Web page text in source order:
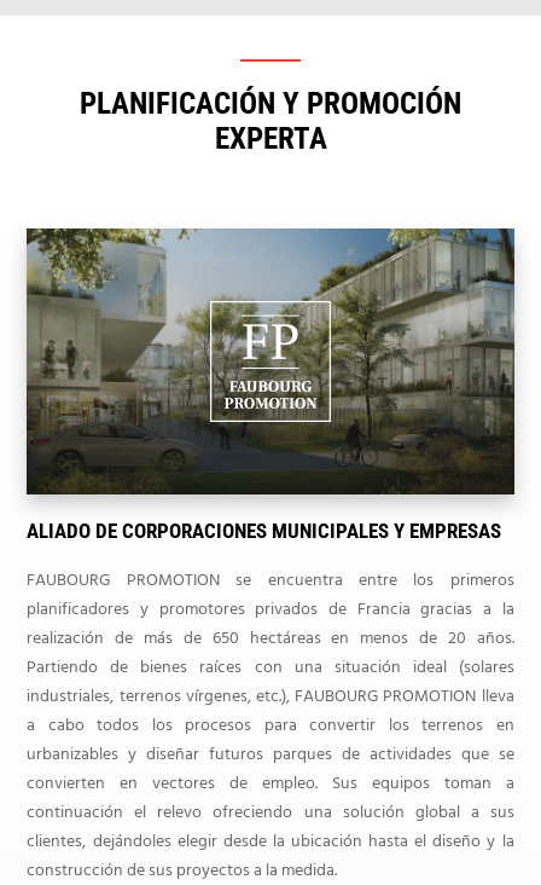
PLANIFICACIÓN Y PROMOCIÓN
EXPERTA
ALIADO DE CORPORACIONES MUNICIPALES Y EMPRESAS
FAUBOURG PROMOTION se encuentra entre los primeros
planificadores y promotores privados de Francia gracias a la
realización de más de 650 hectáreas en menos de 20 años.
Partiendo de bienes raíces con una situación ideal (solares
industriales, terrenos vírgenes, etc.), FAUBOURG PROMOTION lleva
a cabo todos los procesos para convertir los terrenos en
urbanizables y diseñar futuros parques de actividades que se
convierten en vectores de empleo. Sus equipos toman a
continuación el relevo ofreciendo una solución global a sus
clientes, dejándoles elegir desde la ubicación hasta el diseño y la
construcción de sus proyectos a la medida.